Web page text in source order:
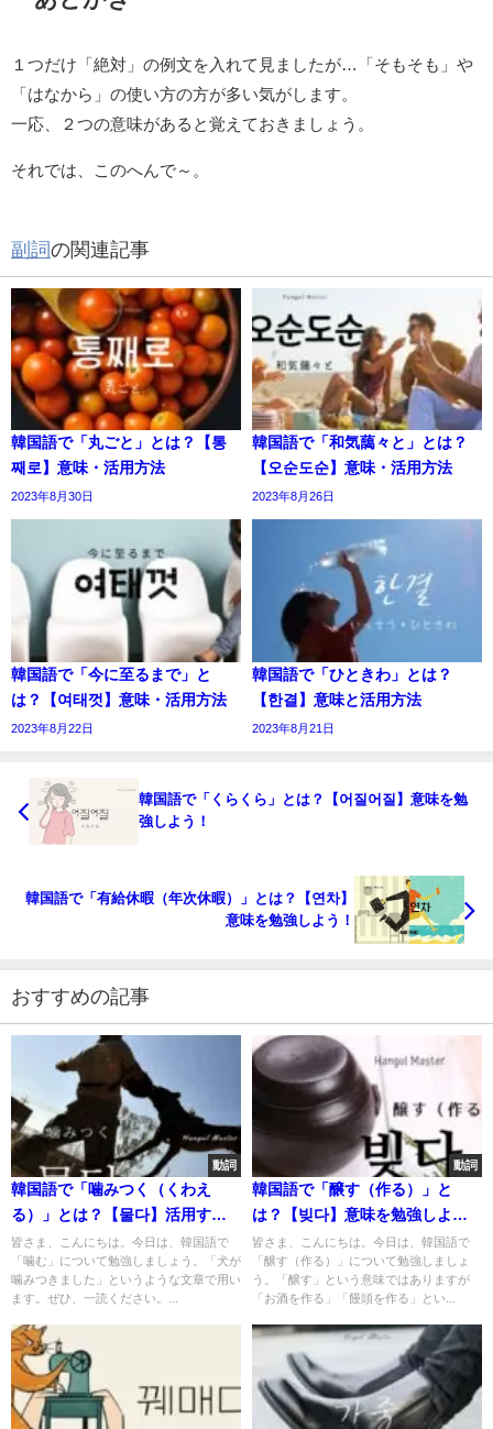
１つだけ「絶対」の例文を入れて見ましたが…「そもそも」や
「はなから」の使い方の方が多い気がします。
一応、２つの意味があると覚えておきましょう。
それでは、このへんで～。
副詞の関連記事
韓国語で「丸ごと」とは？【통
째로】意味・活用方法
2023年8月30日
韓国語で「和気藹々と」とは？
【오순도순】意味・活用方法
2023年8月26日
韓国語で「今に至るまで」と
は？【여태껏】意味・活用方法
2023年8月22日
韓国語で「ひときわ」とは？
【한결】意味と活用方法
2023年8月21日
韓国語で「くらくら」とは？【어질어질】意味を勉
強しよう！
韓国語で「有給休暇（年次休暇）」とは？【연차】
意味を勉強しよう！
おすすめの記事
動詞
韓国語で「噛みつく（くわえ
る）」とは？【물다】活用す
る！
皆さま、こんにちは。今日は、韓国語で
「噛む」について勉強しましょう。「犬が
噛みつきました」というような文章で用い
ます。ぜひ、一読ください。...
動詞
韓国語で「醸す（作る）」と
は？【빚다】意味を勉強しよ
う！
皆さま、こんにちは。今日は、韓国語で
「醸す（作る）」について勉強しましょ
う。「醸す」という意味ではありますが
「お酒を作る」「饅頭を作る」とい...